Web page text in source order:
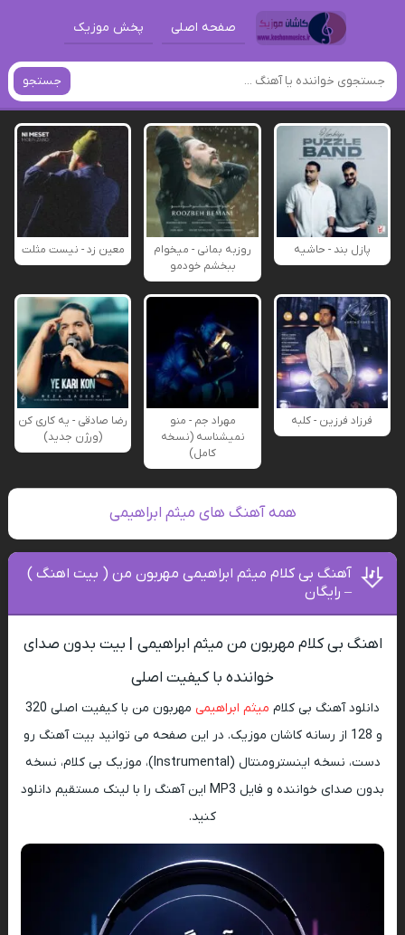
صفحه اصلی پخش موزیک
جستجو
پازل بند - حاشیه
روزبه بمانی - میخوام
ببخشم خودمو
معین زد - نیست مثلت
فرزاد فرزین - کلبه
مهراد جم - منو
نمیشناسه (نسخه
کامل)
رضا صادقی - یه کاری کن
(ورژن جدید)
همه آهنگ های میثم ابراهیمی
آهنگ بی کلام میثم ابراهیمی مهربون من ( بیت اهنگ )
– رایگان
اهنگ بی کلام مهربون من میثم ابراهیمی | بیت بدون صدای
خواننده با کیفیت اصلی
دانلود آهنگ بی کلام میثم ابراهیمی
مهربون من با کیفیت اصلی 320
و 128 از رسانه کاشان موزیک. در این صفحه می توانید بیت آهنگ رو
دست، نسخه اینسترومنتال (Instrumental)، موزیک بی کلام، نسخه
بدون صدای خواننده و فایل MP3 این آهنگ را با لینک مستقیم دانلود
کنید.